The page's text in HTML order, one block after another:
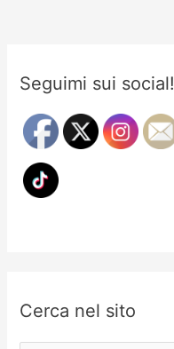
Seguimi sui social!
Cerca nel sito